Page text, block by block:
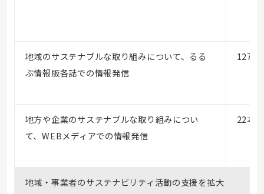
地域のサステナブルな取り組みについて、るる
ぶ情報版各誌での情報発信
127冊
地方や企業のサステナブルな取り組みについ
て、WEBメディアでの情報発信
22本
地域・事業者のサステナビリティ活動の支援を拡大